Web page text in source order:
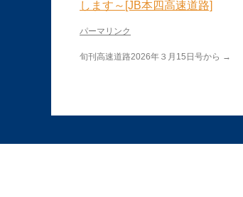
します～[JB本四高速道路]
パーマリンク
旬刊高速道路2026年３月15日号から →